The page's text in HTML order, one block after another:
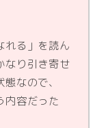
れる」を読ん
なり引き寄せ
なので、
内容だった